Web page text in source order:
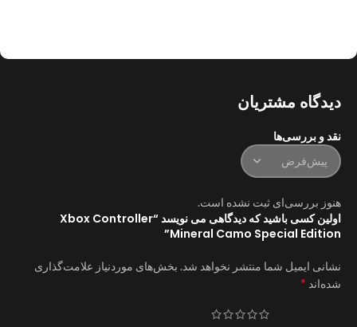
دیدگاه مشتریان
نقد و بررسی‌ها
هنوز بررسی‌ای ثبت نشده است.
اولین کسی باشید که دیدگاهی می نویسد “Xbox Controller
Mineral Camo Special Edition”
نشانی ایمیل شما منتشر نخواهد شد. بخش‌های موردنیاز علامت‌گذاری
شده‌اند *